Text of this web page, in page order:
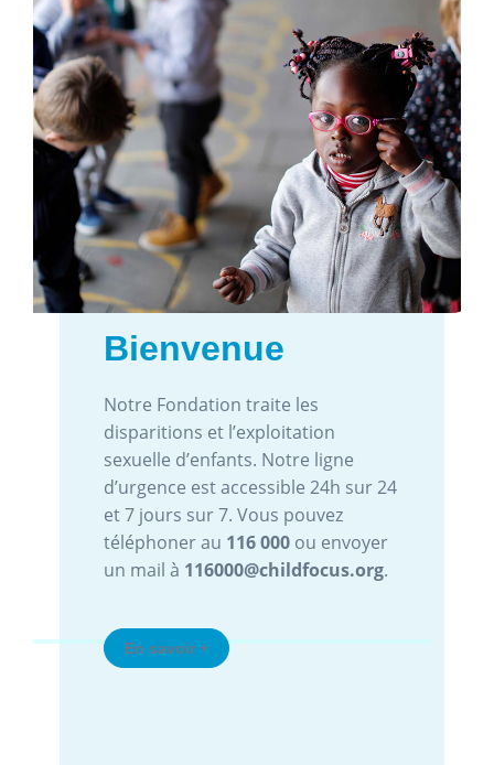
Images d'abus
sexuel d'enfants
Chaque année, Child Focus reçoit
plus de 2.000 signalements
d`images d`abus sexuel d`enfants.
Aidez-nous à enrayer ce
phénomène et à protéger les
victimes en signalant ces images via